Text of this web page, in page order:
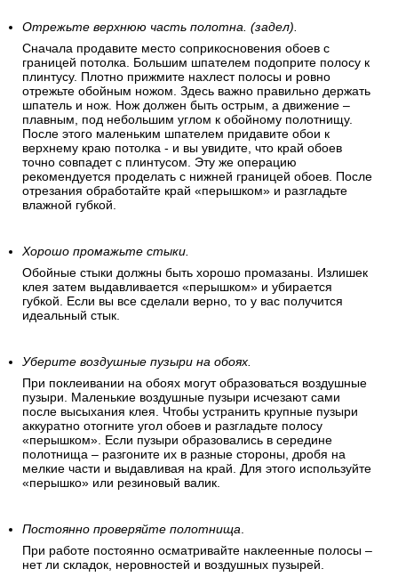
Отрежьте верхнюю часть полотна. (задел).
Сначала продавите место соприкосновения обоев с
границей потолка. Большим шпателем подоприте полосу к
плинтусу. Плотно прижмите нахлест полосы и ровно
отрежьте обойным ножом. Здесь важно правильно держать
шпатель и нож. Нож должен быть острым, а движение –
плавным, под небольшим углом к обойному полотнищу.
После этого маленьким шпателем придавите обои к
верхнему краю потолка - и вы увидите, что край обоев
точно совпадет с плинтусом. Эту же операцию
рекомендуется проделать с нижней границей обоев. После
отрезания обработайте край «перышком» и разгладьте
влажной губкой.
Хорошо промажьте стыки.
Обойные стыки должны быть хорошо промазаны. Излишек
клея затем выдавливается «перышком» и убирается
губкой. Если вы все сделали верно, то у вас получится
идеальный стык.
Уберите воздушные пузыри на обоях.
При поклеивании на обоях могут образоваться воздушные
пузыри. Маленькие воздушные пузыри исчезают сами
после высыхания клея. Чтобы устранить крупные пузыри
аккуратно отогните угол обоев и разгладьте полосу
«перышком». Если пузыри образовались в середине
полотнища – разгоните их в разные стороны, дробя на
мелкие части и выдавливая на край. Для этого используйте
«перышко» или резиновый валик.
Постоянно проверяйте полотнища.
При работе постоянно осматривайте наклеенные полосы –
нет ли складок, неровностей и воздушных пузырей.